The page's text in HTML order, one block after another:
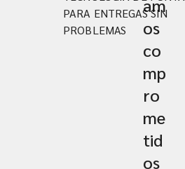
PARA ENTREGAS SIN
PROBLEMAS
am
os
co
mp
ro
me
tid
os